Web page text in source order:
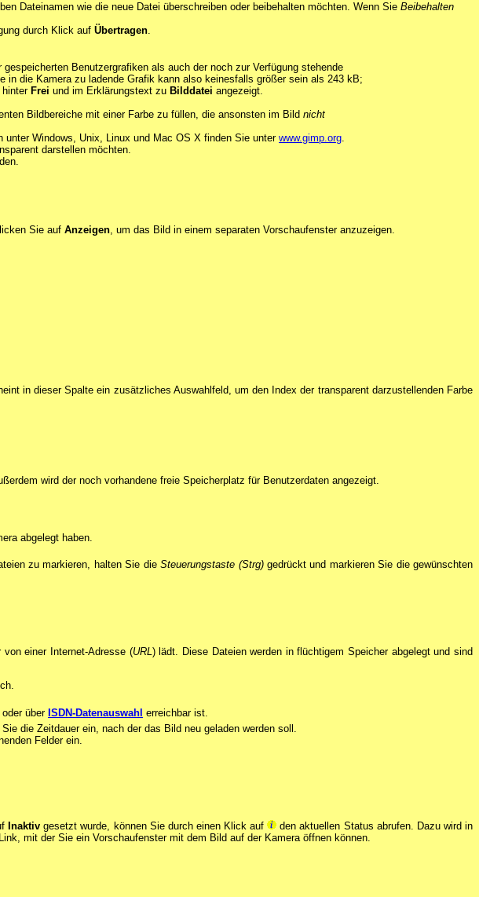
Dateinamen wie die neue Datei überschreiben oder beibehalten möchten. Wenn Sie Beibehalten
durch Klick auf Übertragen.
gespeicherten Benutzergrafiken als auch der noch zur Verfügung stehende
die Kamera zu ladende Grafik kann also keinesfalls größer sein als 243 kB;
hinter Frei und im Erklärungstext zu Bilddatei angezeigt.
Bildbereiche mit einer Farbe zu füllen, die ansonsten im Bild nicht
unter Windows, Unix, Linux und Mac OS X finden Sie unter www.gimp.org.
darstellen möchten.
Sie auf Anzeigen , um das Bild in einem separaten Vorschaufenster anzuzeigen.
in dieser Spalte ein zusätzliches Auswahlfeld, um den Index der transparent darzustellenden Farbe
wird der noch vorhandene freie Speicherplatz für Benutzerdaten angezeigt.
abgelegt haben.
zu markieren, halten Sie dieSteuerungstaste (Strg)gedrückt und markieren Sie die gewünschten
einer Internet-Adresse (URL ) lädt. Diese Dateien werden in flüchtigem Speicher abgelegt und sind
oder über ISDN-Datenauswahl erreichbar ist.
die Zeitdauer ein, nach der das Bild neu geladen werden soll.
Felder ein.
Inaktiv gesetzt wurde, können Sie durch einen Klick auf
den aktuellen Status abrufen. Dazu wird in
mit der Sie ein Vorschaufenster mit dem Bild auf der Kamera öffnen können.